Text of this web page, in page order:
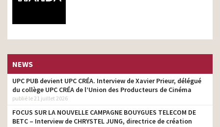
NEWS
UPC PUB devient UPC CRÉA. Interview de Xavier Prieur, délégué
du collège UPC CRÉA de l’Union des Producteurs de Cinéma
publié le 21 juillet 2026
FOCUS SUR LA NOUVELLE CAMPAGNE BOUYGUES TELECOM DE
BETC – Interview de CHRYSTEL JUNG, directrice de création